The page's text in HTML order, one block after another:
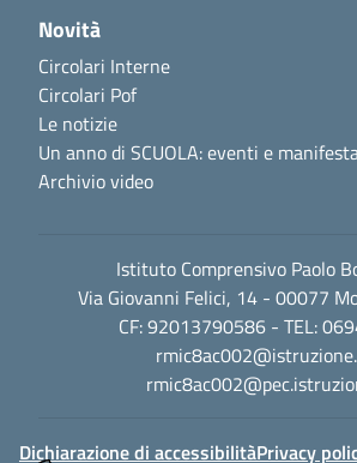
Novità
Circolari Interne
Circolari Pof
Le notizie
Un anno di SCUOLA: eventi e
Archivio video
Istituto Comprensivo Paolo
Via Giovanni Felici, 14 - 00077
CF: 92013790586 - TEL:
Dichiarazione di accessibilitàPrivacy